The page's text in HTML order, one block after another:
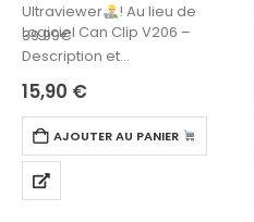
Ultraviewer
! Au lieu de
39.99€
Logiciel Can Clip V206 –
Description et
fonctionnalitésCan Clip V206
est un logiciel de diagnostic
OBD dédié aux…
15,90 €
AJOUTER AU PANIER